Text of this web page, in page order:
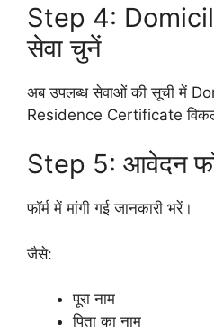
Step 4:
सेवा चुनें
अब उपलब्ध सेवाओं की सूची में
Residence Certificate
Step 5: आवेदन
फॉर्म में मांगी गई जानकारी भरें।
जैसे:
पूरा नाम
पिता का नाम